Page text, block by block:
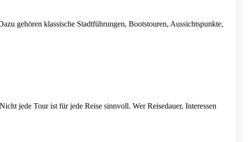
gehören klassische Stadtführungen, Bootstouren, Aussichtspunkte,
jede Tour ist für jede Reise sinnvoll. Wer Reisedauer, Interessen